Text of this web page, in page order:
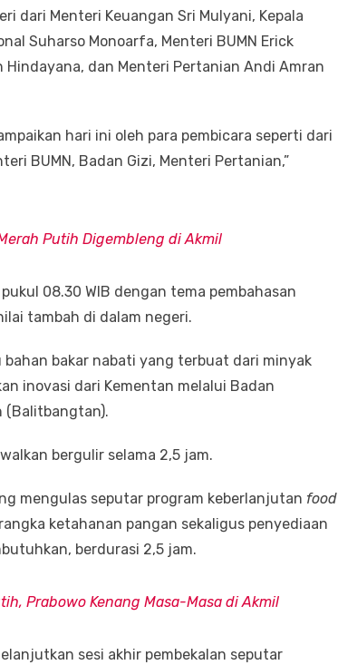
dari Menteri Keuangan Sri Mulyani, Kepala
Suharso Monoarfa, Menteri BUMN Erick
Hindayana, dan Menteri Pertanian Andi Amran
hari ini oleh para pembicara seperti dari
BUMN, Badan Gizi, Menteri Pertanian,”
Putih Digembleng di Akmil
08.30 WIB dengan tema pembahasan
tambah di dalam negeri.
bakar nabati yang terbuat dari minyak
inovasi dari Kementan melalui Badan
(Balitbangtan).
bergulir selama 2,5 jam.
mengulas seputar program keberlanjutan food
ketahanan pangan sekaligus penyediaan
berdurasi 2,5 jam.
Prabowo Kenang Masa-Masa di Akmil
sesi akhir pembekalan seputar